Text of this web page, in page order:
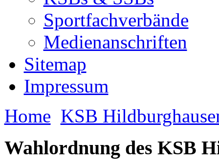
Sportfachverbände
Medienanschriften
Sitemap
Impressum
Home KSB
Wahlordnung des KSB